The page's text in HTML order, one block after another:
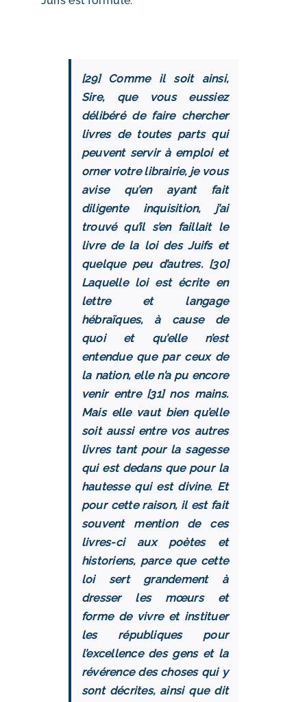
[29] Comme il soit ainsi,
Sire, que vous eussiez
délibéré de faire chercher
livres de toutes parts qui
peuvent servir à emploi et
orner votre librairie, je vous
avise qu’en ayant fait
diligente inquisition, j’ai
trouvé qu’il s’en faillait le
livre de la loi des Juifs et
quelque peu d’autres. [30]
Laquelle loi est écrite en
lettre et langage
hébraïques, à cause de
quoi et qu’elle n’est
entendue que par ceux de
la nation, elle n’a pu encore
venir entre [31] nos mains.
Mais elle vaut bien qu’elle
soit aussi entre vos autres
livres tant pour la sagesse
qui est dedans que pour la
hautesse qui est divine. Et
pour cette raison, il est fait
souvent mention de ces
livres-ci aux poètes et
historiens, parce que cette
loi sert grandement à
dresser les mœurs et
forme de vivre et instituer
les républiques pour
l’excellence des gens et la
révérence des choses qui y
sont décrites, ainsi que dit